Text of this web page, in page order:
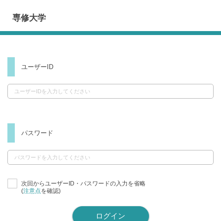
専修大学
ユーザーID
パスワード
次回からユーザーID・パスワードの入力を省略
(注意点を確認)